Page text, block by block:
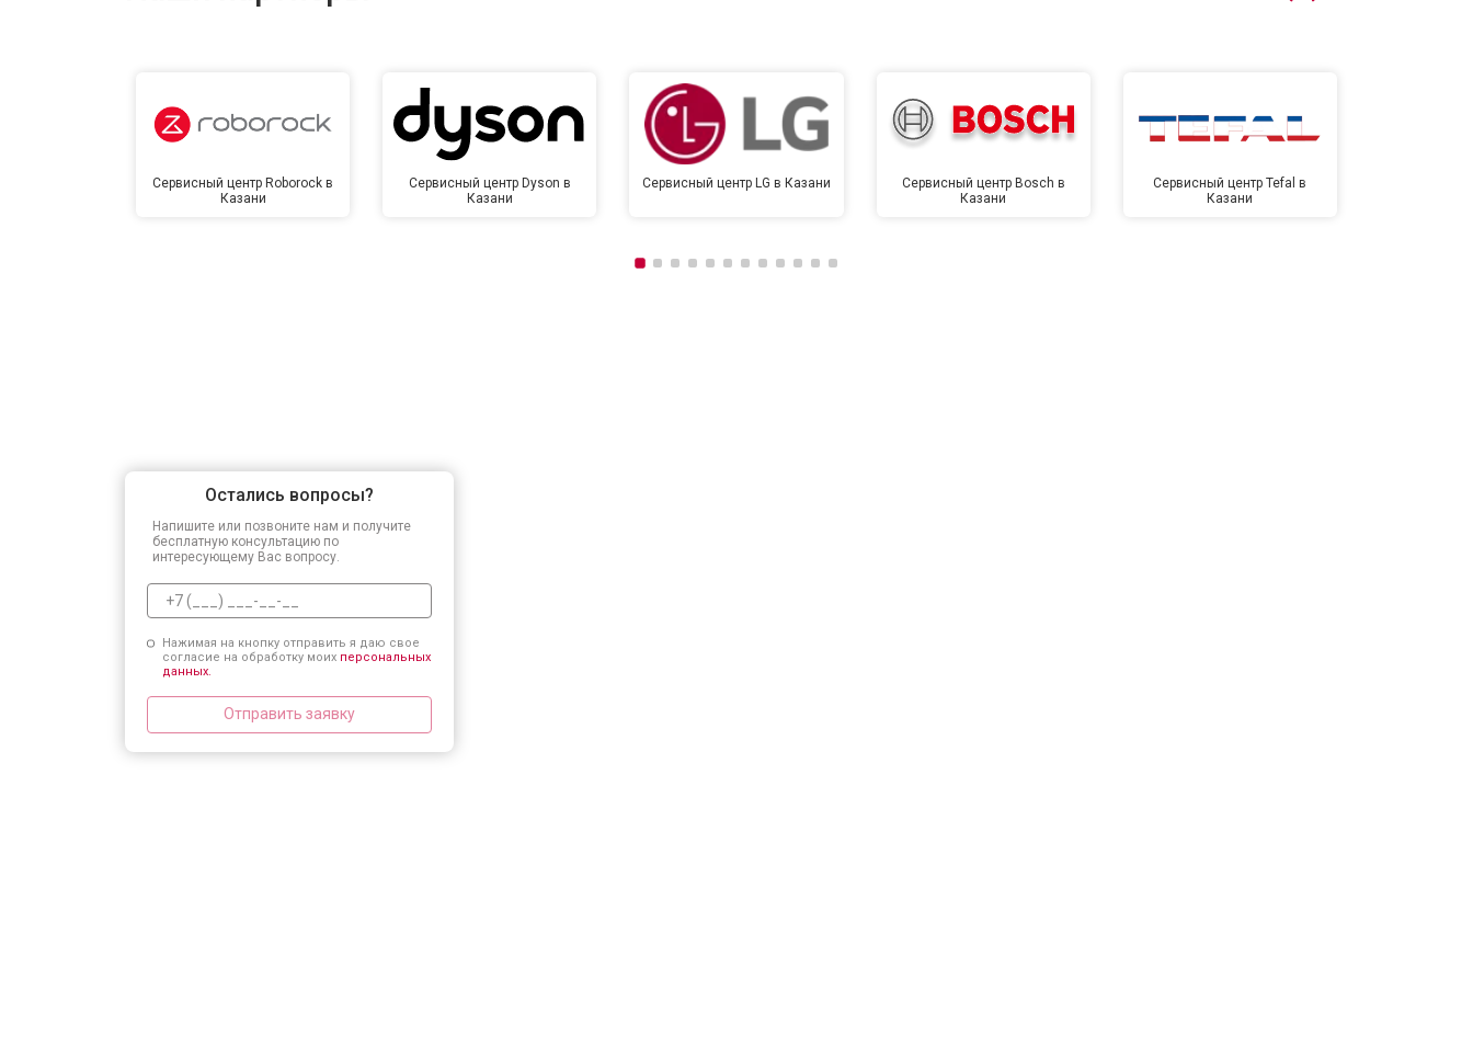
Сервисный центр Roborock в
Казани
Сервисный центр Dyson в
Казани
Сервисный центр LG в Казани
Сервисный центр Bosch в
Казани
Сервисный центр Tefal в
Казани
Остались вопросы?
Напишите или позвоните нам и получите
бесплатную консультацию по
интересующему Вас вопросу.
Нажимая на кнопку отправить я даю свое
согласие на обработку моих персональных
данных.
Отправить заявку